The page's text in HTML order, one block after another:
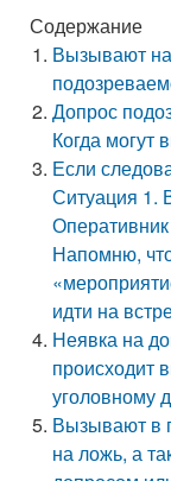
Содержание
Вызывают на
Допрос
Когда могут
Если
Ситуация 1.
Оперативник
Напомню,
идти на
Неявка на
происходит
уголовному
Вызывают в
на ложь, а